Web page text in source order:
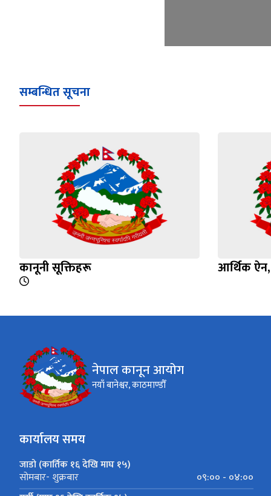
सम्बन्धित सूचना
कानूनी सूक्तिहरू आर्थिक
नेपाल कानून आयोग
नयाँ बानेश्वर, काठमाण्डौँ
कार्यालय समय
जाडो (कार्तिक १६ देखि माघ १५)
सोमबार- शुक्रबार
०९:०० - ०४:००